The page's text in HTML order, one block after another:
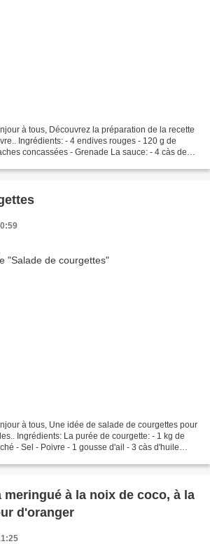
à tous, Découvrez la préparation de la recette
Ingrédients: - 4 endives rouges - 120 g de
concassées - Grenade La sauce: - 4 càs de
à tous, Une idée de salade de courgettes pour
Ingrédients: La purée de courgette: - 1 kg de
- Sel - Poivre - 1 gousse d'ail - 3 càs d'huile
à la noix de coco, à la
d'oranger